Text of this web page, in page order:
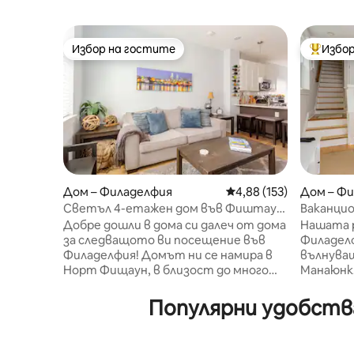
Избор на гостите
Избор на гостите
Дом – Филаделфия Средна оценка: 4,88
4,88 (153)
Светъл 4-етажен дом във Фиштаун
с вино!
Добре дошли в дома си далеч от дома
за следващото ви посещение във
Филаделфия! Домът ни се намира в
Норт Фищаун, в близост до много
музикални места, магазини и кратко
пътуване до хипстърски горещи
Най-
Дом –
Нашата
Манаюнк. Насладете се на
Популярни